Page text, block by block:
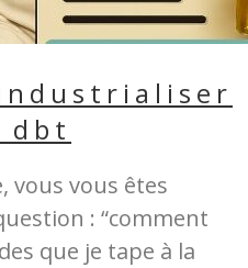
dbt
vous vous êtes
: “comment
que je tape à la